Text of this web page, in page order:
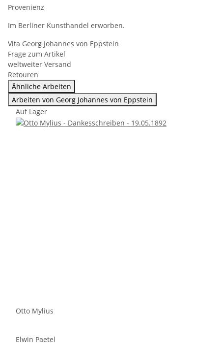
Provenienz
Im Berliner Kunsthandel erworben.
Vita Georg Johannes von Eppstein
Frage zum Artikel
weltweiter Versand
Retouren
Ähnliche Arbeiten
Arbeiten von Georg Johannes von Eppstein
Auf Lager
Otto Mylius
Elwin Paetel